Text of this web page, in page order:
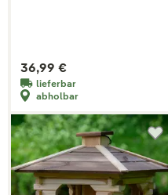
36,99 €
lieferbar
abholbar